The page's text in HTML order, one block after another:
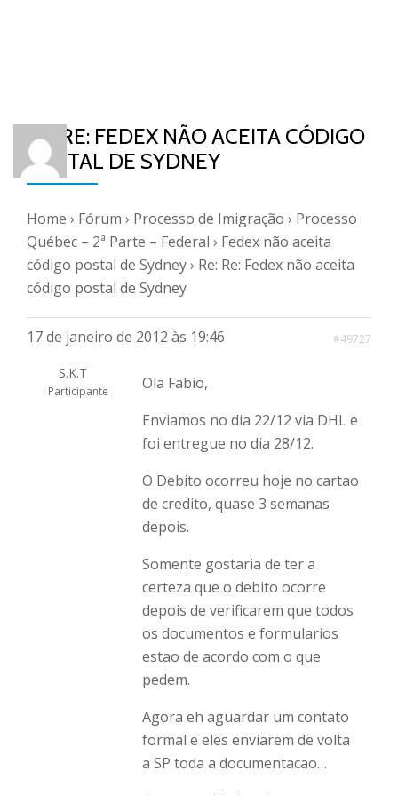
RE: RE: FEDEX NÃO ACEITA CÓDIGO
POSTAL DE SYDNEY
Home › Fórum › Processo de Imigração › Processo
Québec – 2ª Parte – Federal › Fedex não aceita
código postal de Sydney› Re: Re: Fedex não aceita
código postal de Sydney
17 de janeiro de 2012 às 19:46 #49727
S.K.T
Participante
Ola Fabio,
Enviamos no dia 22/12 via DHL e
foi entregue no dia 28/12.
O Debito ocorreu hoje no cartao
de credito, quase 3 semanas
depois.
Somente gostaria de ter a
certeza que o debito ocorre
depois de verificarem que todos
os documentos e formularios
estao de acordo com o que
pedem.
Agora eh aguardar um contato
formal e eles enviarem de volta
a SP toda a documentacao…